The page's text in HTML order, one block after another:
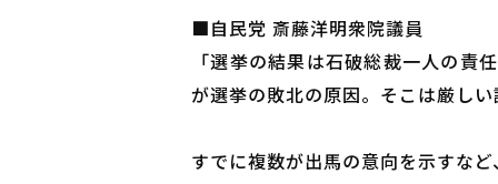
■自民党 斎藤洋明衆院議員
「選挙の結果は石破総裁一人の
が選挙の敗北の原因。そこは厳し
すでに複数が出馬の意向を示すな